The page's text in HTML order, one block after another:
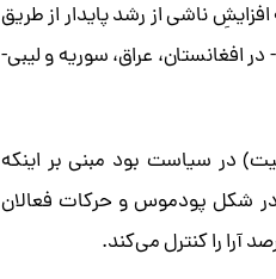
افزایشِ ناشی از رشد پایدار از طریق
افغانستان، عراق، سوریه و لیبی-
در سیاست بود مبنی بر اینکه
در شکل پودموس و حرکات فعالان